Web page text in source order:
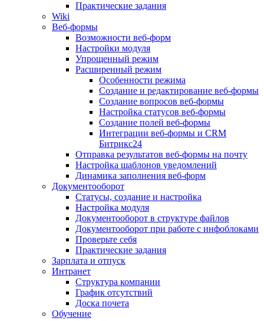
Практические задания
Wiki
Веб-формы
Возможности веб-форм
Настройки модуля
Упрощенный режим
Расширенный режим
Особенности режима
Создание и редактирование веб-формы
Создание вопросов веб-формы
Настройка статусов веб-формы
Создание полей веб-формы
Интеграции веб-формы и CRM
Битрикс24
Отправка результатов веб-формы на почту
Настройка шаблонов уведомлений
Динамика заполнения веб-форм
Документооборот
Статусы, создание и настройка
Настройка модуля
Документооборот в структуре файлов
Документооборот при работе с инфоблоками
Проверьте себя
Практические задания
Зарплата и отпуск
Интранет
Структура компании
График отсутствий
Доска почета
Обучение